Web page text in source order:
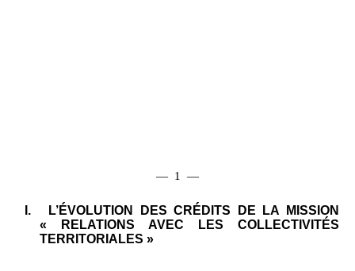
— 1 —
I.
L’ÉVOLUTION DES CRÉDITS DE LA MISSION
« RELATIONS AVEC LES COLLECTIVITÉS
TERRITORIALES »